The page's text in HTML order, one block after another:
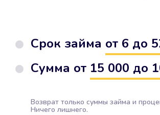
Срок займа от 6 до
Сумма от 15 000 до
Возврат только суммы займа и
Ничего лишнего.